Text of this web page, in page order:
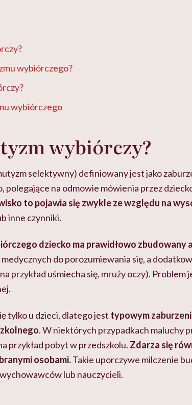
wybiórczego?
wybiórczego
wybiórczy?
selektywny) definiowany jest jako
polegające na odmowie mówienia przez
to pojawia się zwykle ze względu na
inne czynniki.
dziecko ma prawidłowo zbudowany
do porozumiewania się, a
przykład uśmiecha się, mruży oczy). Problem
tylko u dzieci, dlatego jest typowym
. W niektórych przypadkach maluchy
przykład pobyt w przedszkolu. Zdarza się
osobami.Takie uporczywe milczenie
lub nauczycieli.